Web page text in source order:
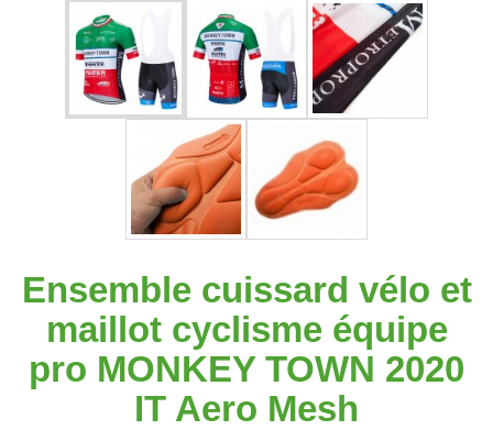
Ensemble cuissard vélo et
maillot cyclisme équipe
pro MONKEY TOWN 2020
IT Aero Mesh